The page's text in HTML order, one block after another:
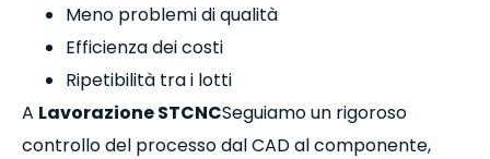
Meno problemi di qualità
Efficienza dei costi
Ripetibilità tra i lotti
A Lavorazione STCNCSeguiamo un rigoroso
controllo del processo dal CAD al componente,